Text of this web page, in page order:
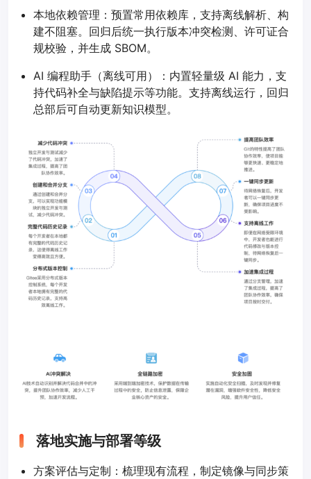
本地依赖管理：预置常用依赖库，支持离线解析、构
建不阻塞。回归后统一执行版本冲突检测、许可证合
规校验，并生成 SBOM。
AI 编程助手（离线可用）：内置轻量级 AI 能力，支
持代码补全与缺陷提示等功能。支持离线运行，回归
总部后可自动更新知识模型。
落地实施与部署等级
方案评估与定制：梳理现有流程，制定镜像与同步策